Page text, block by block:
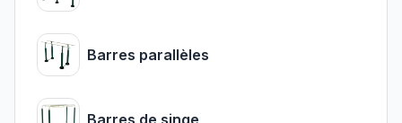
Barres parallèles
Barres de singe